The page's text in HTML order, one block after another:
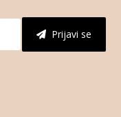
Prijavi se